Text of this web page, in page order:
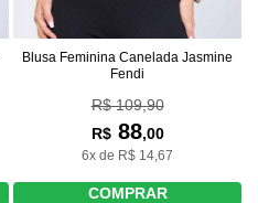
Blusa Feminina Canelada Jasmine
Fendi
R$ 109,90
R$88,00
6x de R$ 14,67
COMPRAR